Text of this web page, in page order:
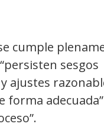
cumple
sesgos
ajustes
forma